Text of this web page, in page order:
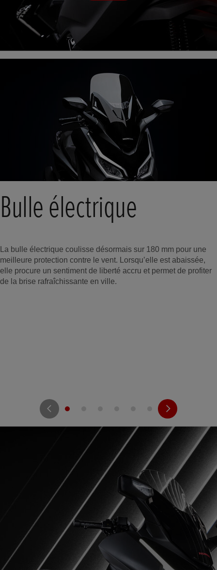
Bulle électrique
La bulle électrique coulisse désormais sur 180 mm pour une
meilleure protection contre le vent. Lorsqu’elle est abaissée,
elle procure un sentiment de liberté accru et permet de profiter
de la brise rafraîchissante en ville.